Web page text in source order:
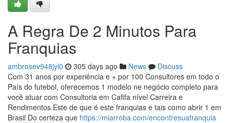
A Regra De 2 Minutos Para
Franquias
ambrosev948jyl0 305 days ago News
Discuss
Com 31 anos por experiência e + por 100 Consultores em todo o
País do futebol, oferecemos 1 modelo ne negócio completo para
você atuar com Consultoria em Cafifa nível Carreira e
Rendimentos Este de que é este franquias e tais como abrir 1 em
Brasil Do certeza que https://miarroba.com/encontresuafranquia